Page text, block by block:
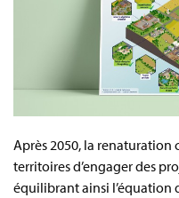
Après 2050, la renaturation
territoires d’engager des
équilibrant ainsi l’équation